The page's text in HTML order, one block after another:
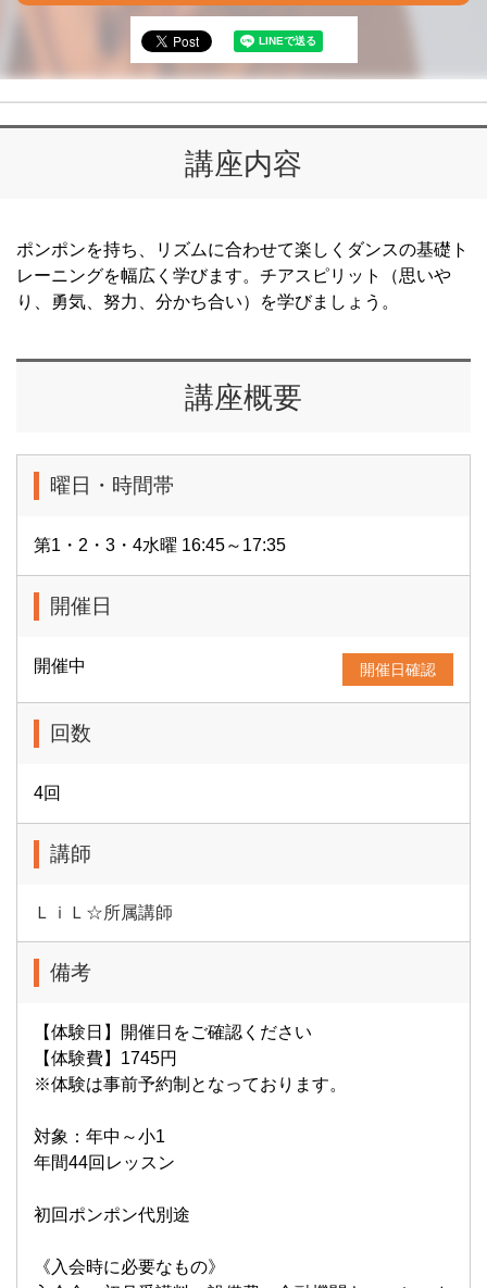
講座内容
ポンポンを持ち、リズムに合わせて楽しくダンスの基礎ト
レーニングを幅広く学びます。チアスピリット（思いや
り、勇気、努力、分かち合い）を学びましょう。
講座概要
曜日・時間帯
第1・2・3・4水曜 16:45～17:35
開催日
開催中 開催日確認
回数
4回
講師
ＬｉＬ☆所属講師
備考
【体験日】開催日をご確認ください
【体験費】1745円
※体験は事前予約制となっております。
対象：年中～小1
年間44回レッスン
初回ポンポン代別途
《入会時に必要なもの》